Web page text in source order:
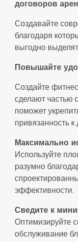
договоров
Создавайте
благодаря
выгодно
Повышайте
Создайте
сделают частью
поможет
привязанность к
Максимально
Используйте
разумно
эффективности.
Сведите к
Оптимизируйте
обслуживание